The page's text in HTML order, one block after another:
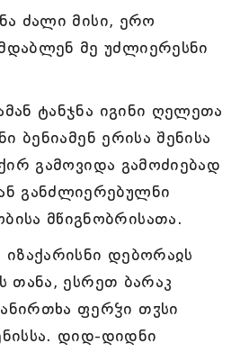
ძალი მისი, ერო
მე უძლიერესნი
ტანჯნა იგინი ღელეთა
ბენიამენ ერისა შენისა
გამოვიდა გამოძიებად
განძლიერებულნი
მწიგნობრისათა.
დებორაჲს
თანა, ესრეთ ბარაკ
ფერჴი თჳსი
დიდ-დიდნი